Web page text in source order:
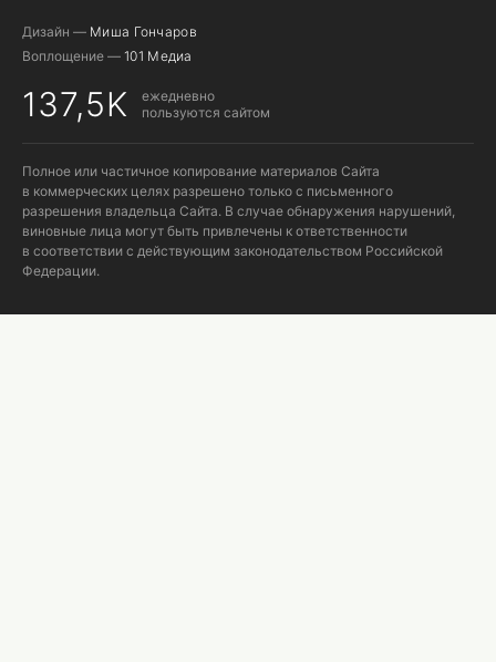
Дизайн — Миша Гончаров
Воплощение — 101 Медиа
137,5K
ежедневно
пользуются сайтом
Полное или частичное копирование материалов Сайта
в коммерческих целях разрешено только с письменного
разрешения владельца Сайта. В случае обнаружения нарушений,
виновные лица могут быть привлечены к ответственности
в соответствии с действующим законодательством Российской
Федерации.